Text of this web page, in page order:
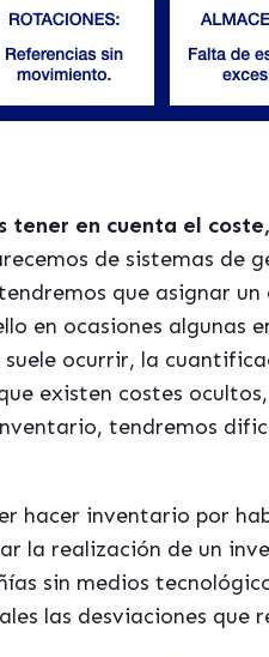
tener en cuenta el
de sistemas de
que asignar
en ocasiones algunas
suele ocurrir, la
existen costes
tendremos
hacer inventario por
la realización de un
sin medios
las desviaciones que